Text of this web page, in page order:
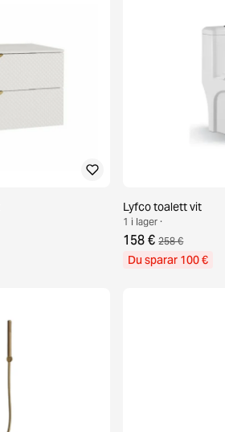
Lyfco toalett vit
1 i lager ·
158 € 258 €
Du sparar 100 €